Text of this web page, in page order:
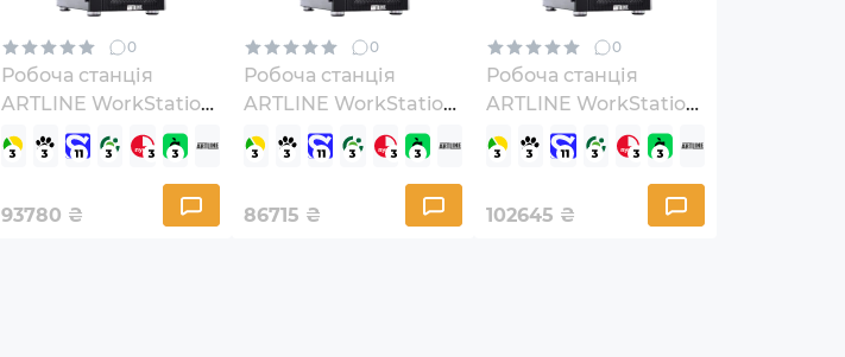
0
Робоча станція
ARTLINE WorkStation
W79v14Win
93780 ₴
0
Робоча станція
ARTLINE WorkStation
W79v14
86715 ₴
0
Робоча станція
ARTLINE WorkStation
W79v16
102645 ₴